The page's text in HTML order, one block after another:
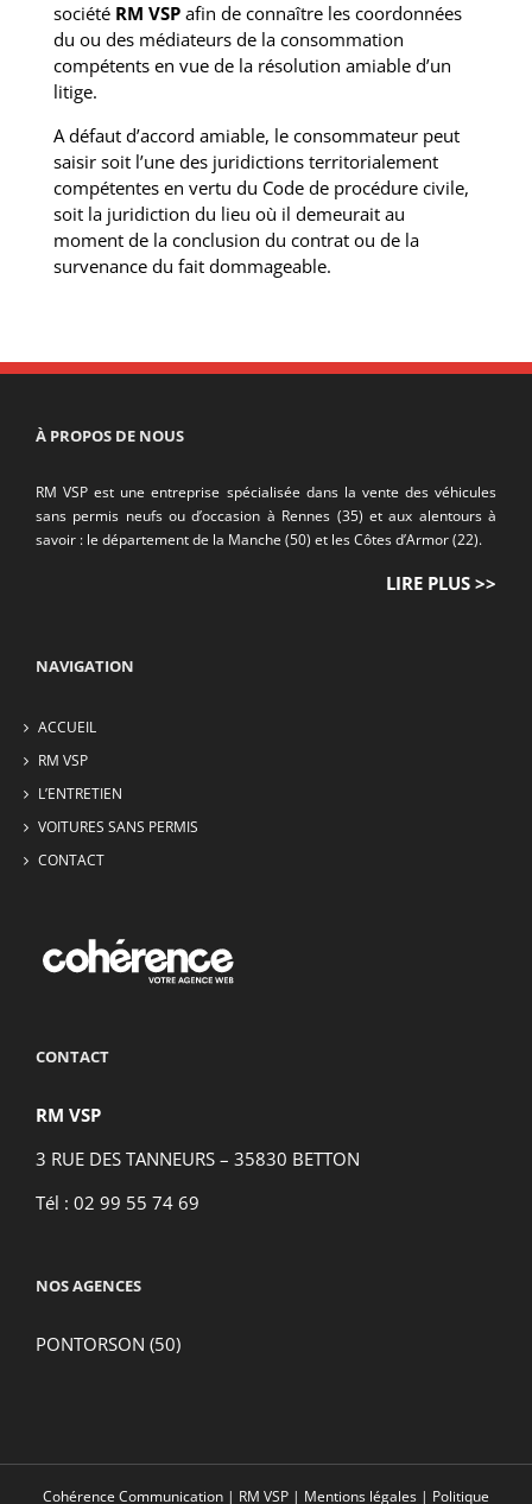
société RM VSP afin de connaître les coordonnées
du ou des médiateurs de la consommation
compétents en vue de la résolution amiable d’un
litige.
A défaut d’accord amiable, le consommateur peut
saisir soit l’une des juridictions territorialement
compétentes en vertu du Code de procédure civile,
soit la juridiction du lieu où il demeurait au
moment de la conclusion du contrat ou de la
survenance du fait dommageable.
À PROPOS DE NOUS
RM VSP est une entreprise spécialisée dans la vente des véhicules
sans permis neufs ou d’occasion à Rennes (35) et aux alentours à
savoir : le département de la Manche (50) et les Côtes d’Armor (22).
LIRE PLUS >>
NAVIGATION
ACCUEIL
RM VSP
L’ENTRETIEN
VOITURES SANS PERMIS
CONTACT
CONTACT
RM VSP
3 RUE DES TANNEURS – 35830 BETTON
Tél : 02 99 55 74 69
NOS AGENCES
PONTORSON (50)
Cohérence Communication | RM VSP | Mentions légales | Politique